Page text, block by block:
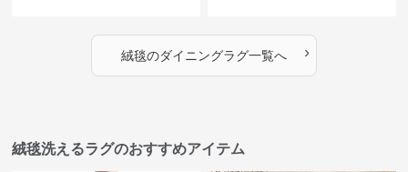
絨毯のダイニングラグ一覧へ ›
絨毯洗えるラグのおすすめアイテム